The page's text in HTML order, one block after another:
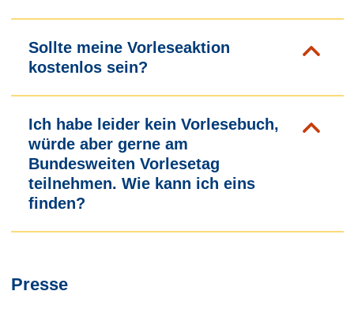
Sollte meine Vorleseaktion
kostenlos sein?
Ich habe leider kein Vorlesebuch,
würde aber gerne am
Bundesweiten Vorlesetag
teilnehmen. Wie kann ich eins
finden?
Presse